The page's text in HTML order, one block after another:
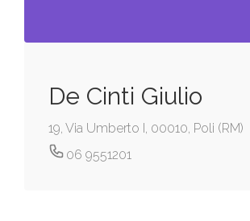
De Cinti Giulio
19, Via Umberto I, 00010, Poli (RM)
06 9551201